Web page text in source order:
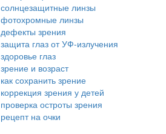
солнцезащитные линзы
фотохромные линзы
дефекты зрения
защита глаз от УФ-излучения
здоровье глаз
зрение и возраст
как сохранить зрение
коррекция зрения у детей
проверка остроты зрения
рецепт на очки